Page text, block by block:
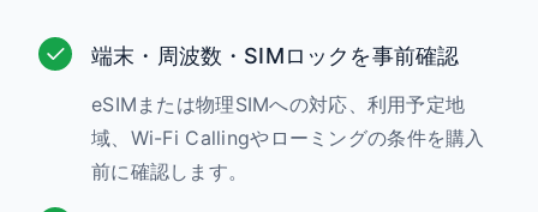
端末・周波数・SIMロックを事前確認
eSIMまたは物理SIMへの対応、利用予定地
域、Wi-Fi Callingやローミングの条件を購入
前に確認します。